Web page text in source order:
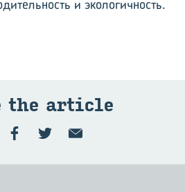
и экологичность.
the article